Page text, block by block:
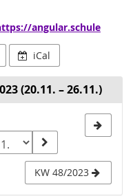
angular.schule
iCal
(20.11. – 26.11.)
KW 48/2023